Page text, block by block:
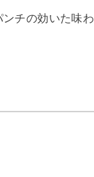
チの効いた味